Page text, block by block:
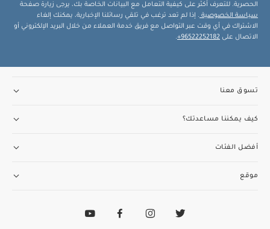
الحصرية. للتعرف أكثر على كيفية التعامل مع البيانات الخاصة بك، يرجى زيارة صفحة
سياسة الخصوصية . إذا لم تعد ترغب في تلقي رسائلنا الإخبارية، يمكنك إلغاء
الاشتراك في أي وقت عبر التواصل مع فريق خدمة العملاء من خلال البريد الإلكتروني أو
الاتصال على 96522252182+
.
تسوق معنا
كيف يمكننا مساعدتك؟
أفضل الفئات
موقع